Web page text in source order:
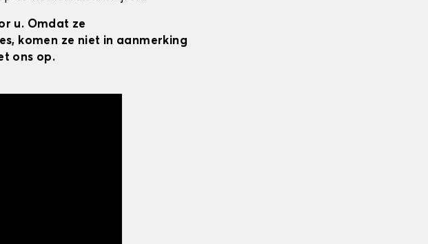
u. Omdat ze
komen ze niet in aanmerking
ons op.